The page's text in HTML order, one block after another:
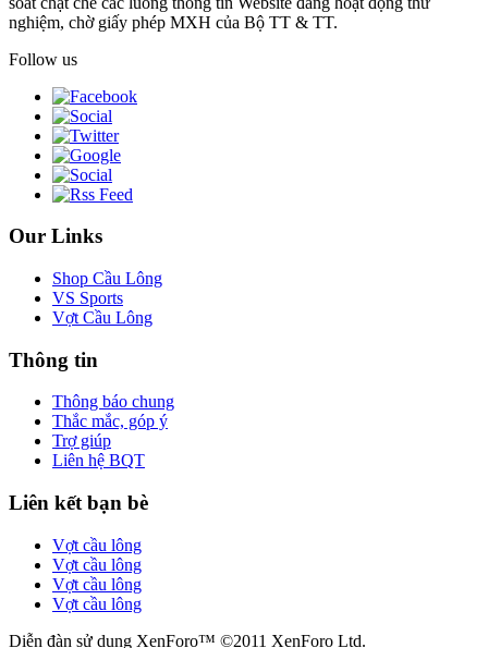
nghiệm, chờ giấy phép MXH của Bộ TT & TT.
Follow us
Our Links
Shop Cầu Lông
VS Sports
Vợt Cầu Lông
Thông tin
Thông báo chung
Thắc mắc, góp ý
Trợ giúp
Liên hệ BQT
Liên kết bạn bè
Vợt cầu lông
Vợt cầu lông
Vợt cầu lông
Vợt cầu lông
Diễn đàn sử dụng XenForo™ ©2011 XenForo Ltd.